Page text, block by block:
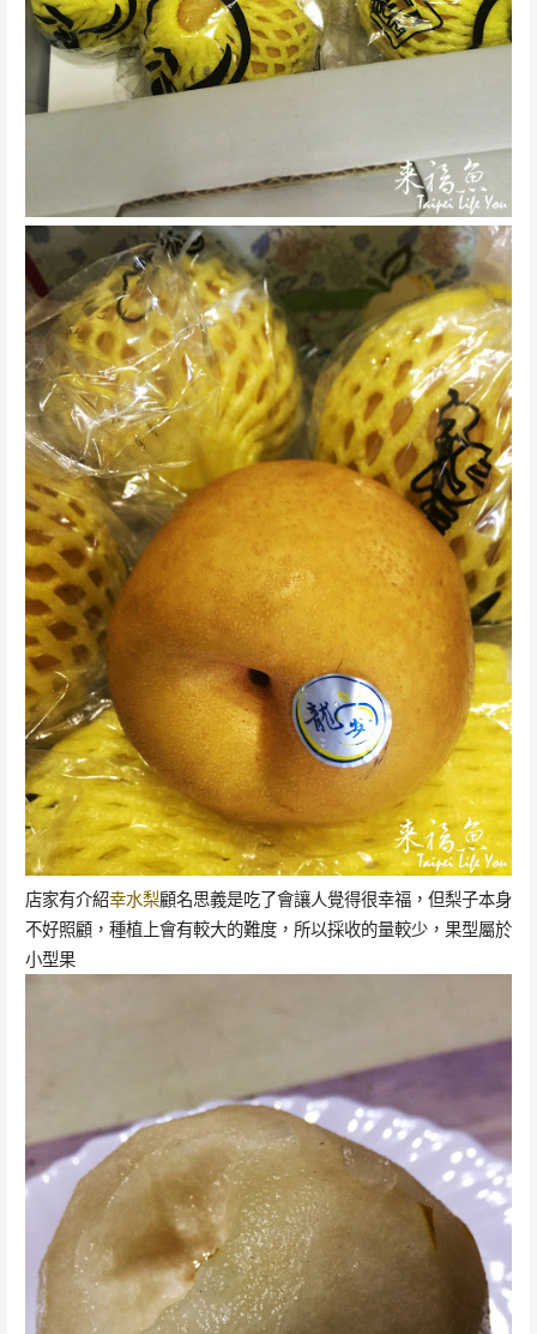
店家有介紹幸水梨顧名思義是吃了會讓人覺得很幸福，但梨子本身
不好照顧，種植上會有較大的難度，所以採收的量較少，果型屬於
小型果